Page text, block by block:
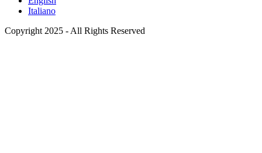
Italiano
Copyright 2025 - All Rights Reserved